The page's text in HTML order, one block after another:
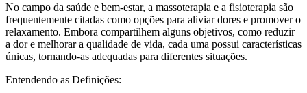
No campo da saúde e bem-estar, a massoterapia e a fisioterapia são
frequentemente citadas como opções para aliviar dores e promover o
relaxamento. Embora compartilhem alguns objetivos, como reduzir
a dor e melhorar a qualidade de vida, cada uma possui características
únicas, tornando-as adequadas para diferentes situações.
Entendendo as Definições: